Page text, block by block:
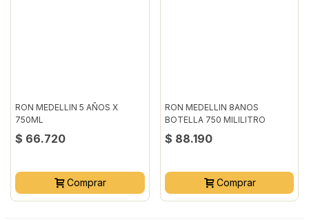
RON MEDELLIN 5 AÑOS X
750ML
$ 66.720
Comprar
RON MEDELLIN 8ANOS
BOTELLA 750 MILILITRO
$ 88.190
Comprar